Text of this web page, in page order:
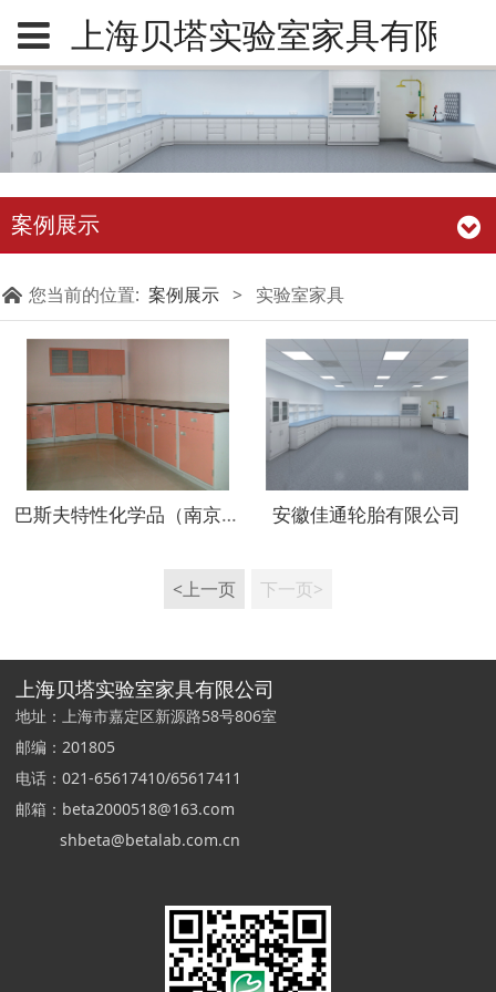
上海贝塔实验室家具有限公
案例展示
您当前的位置: 案例展示 > 实验室家具
巴斯夫特性化学品（南京）有限公司 安徽佳通轮胎有限公司
<上一页 下一页>
上海贝塔实验室家具有限公司
地址：上海市嘉定区新源路58号806室
邮编：201805
电话：021-65617410/65617411
邮箱：beta2000518@163.com
shbeta@betalab.com.cn